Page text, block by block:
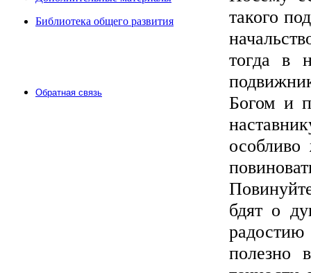
Библиотека общего развития
Обратная связь
такого
тогда в
Богом и
бдят о
полезно